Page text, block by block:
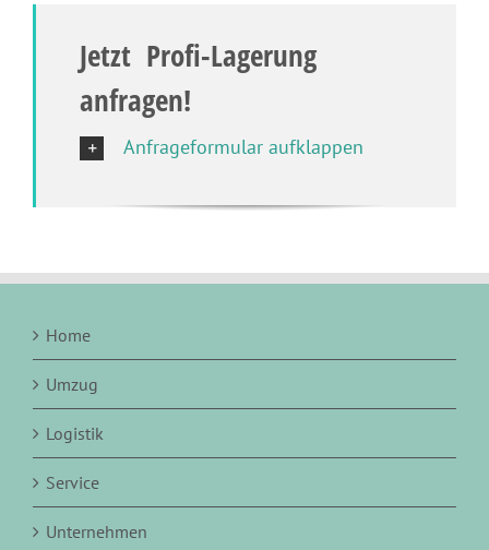
Jetzt Profi-Lagerung
anfragen!
Anfrageformular aufklappen
Home
Umzug
Logistik
Service
Unternehmen